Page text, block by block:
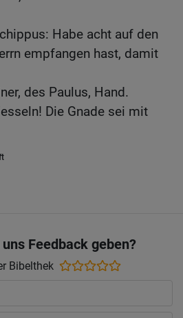
Habe acht auf den
empfangen hast, damit
des Paulus, Hand.
Die Gnade sei mit
Feedback geben?
Bibelthek